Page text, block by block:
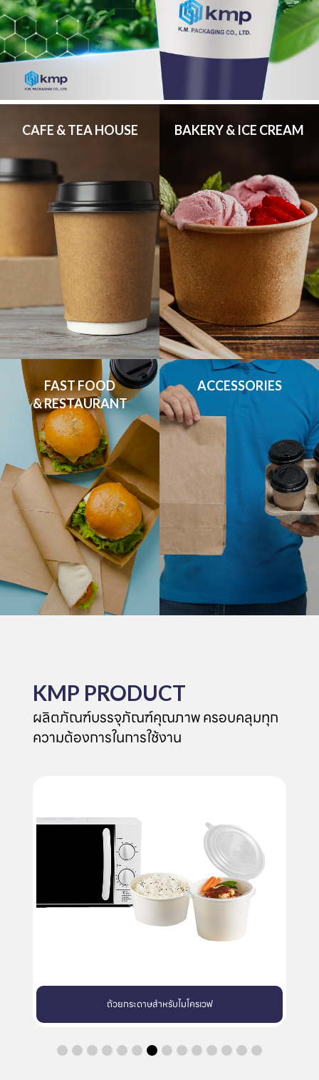
CAFE & TEA HOUSE BAKERY & ICE CREAM
FAST FOOD
& RESTAURANT
ACCESSORIES
KMP PRODUCT
ผลิตภัณฑ์บรรจุภัณฑ์คุณภาพ ครอบคลุมทุก
ความต้องการในการใช้งาน
ถ้วยกระดาษสำหรับไมโครเวฟ